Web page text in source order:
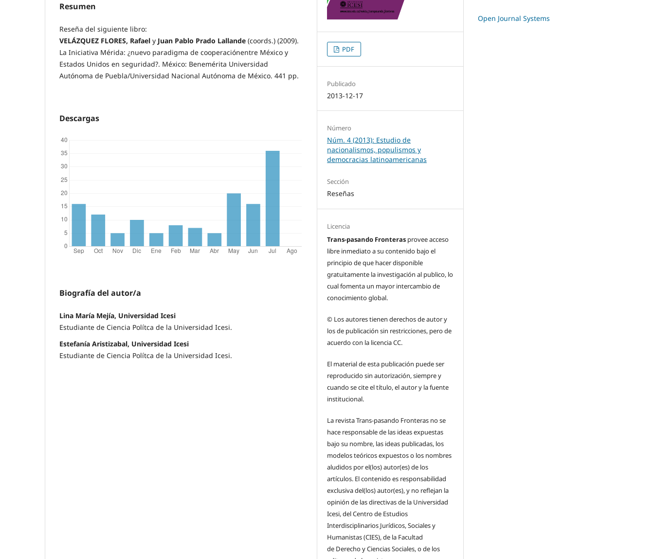
Resumen
Reseña del siguiente libro:
VELÁZQUEZ FLORES, Rafael y Juan Pablo Prado Lallande (coords.) (2009).
La Iniciativa Mérida: ¿nuevo paradigma de cooperaciónentre México y
Estados Unidos en seguridad?. México: Benemérita Universidad
Autónoma de Puebla/Universidad Nacional Autónoma de México. 441 pp.
Descargas
Biografía del autor/a
Lina María Mejía, Universidad Icesi
Estudiante de Ciencia Polítca de la Universidad Icesi.
Estefanía Aristizabal, Universidad Icesi
Estudiante de Ciencia Polítca de la Universidad Icesi.
PDF
Publicado
2013-12-17
Número
Núm. 4 (2013): Estudio de
nacionalismos, populismos y
democracias latinoamericanas
Sección
Reseñas
Licencia
Trans-pasando Fronteras provee acceso
libre inmediato a su contenido bajo el
principio de que hacer disponible
gratuitamente la investigación al publico, lo
cual fomenta un mayor intercambio de
conocimiento global.
© Los autores tienen derechos de autor y
los de publicación sin restricciones, pero de
acuerdo con la licencia CC.
El material de esta publicación puede ser
reproducido sin autorización, siempre y
cuando se cite el título, el autor y la fuente
institucional.
La revista Trans-pasando Fronteras no se
hace responsable de las ideas expuestas
bajo su nombre, las ideas publicadas, los
modelos teóricos expuestos o los nombres
aludidos por el(los) autor(es) de los
artículos. El contenido es responsabilidad
exclusiva del(los) autor(es), y no reflejan la
opinión de las directivas de la Universidad
Icesi, del Centro de Estudios
Interdisciplinarios Jurídicos, Sociales y
Humanistas (CIES), de la Facultad
de Derecho y Ciencias Sociales, o de los
Open Journal Systems